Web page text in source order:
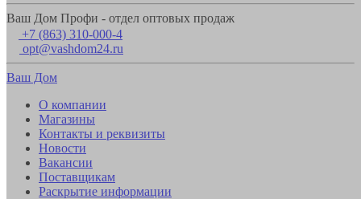
Ваш Дом Профи - отдел оптовых продаж
+7 (863) 310-000-4
opt@vashdom24.ru
Ваш Дом
О компании
Магазины
Контакты и реквизиты
Новости
Вакансии
Поставщикам
Раскрытие информации